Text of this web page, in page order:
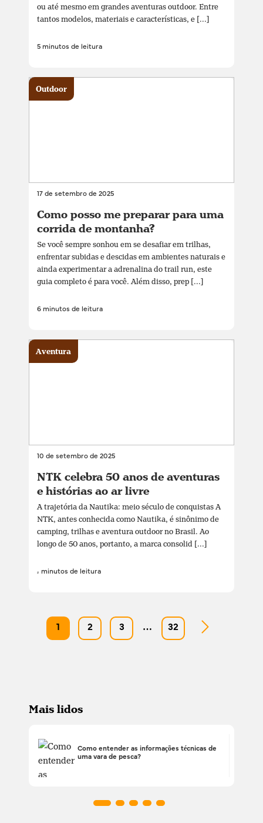
ou até mesmo em grandes aventuras outdoor. Entre
tantos modelos, materiais e características, e [...]
5 minutos de leitura
17 de setembro de 2025
Como posso me preparar para uma
corrida de montanha?
Se você sempre sonhou em se desafiar em trilhas,
enfrentar subidas e descidas em ambientes naturais e
ainda experimentar a adrenalina do trail run, este
guia completo é para você. Além disso, prep [...]
6 minutos de leitura
Outdoor
10 de setembro de 2025
NTK celebra 50 anos de aventuras
e histórias ao ar livre
A trajetória da Nautika: meio século de conquistas A
NTK, antes conhecida como Nautika, é sinônimo de
camping, trilhas e aventura outdoor no Brasil. Ao
longo de 50 anos, portanto, a marca consolid [...]
4 minutos de leitura
Aventura
2 3 … 32
Mais lidos
Como entender as informações técnicas de
uma vara de pesca?